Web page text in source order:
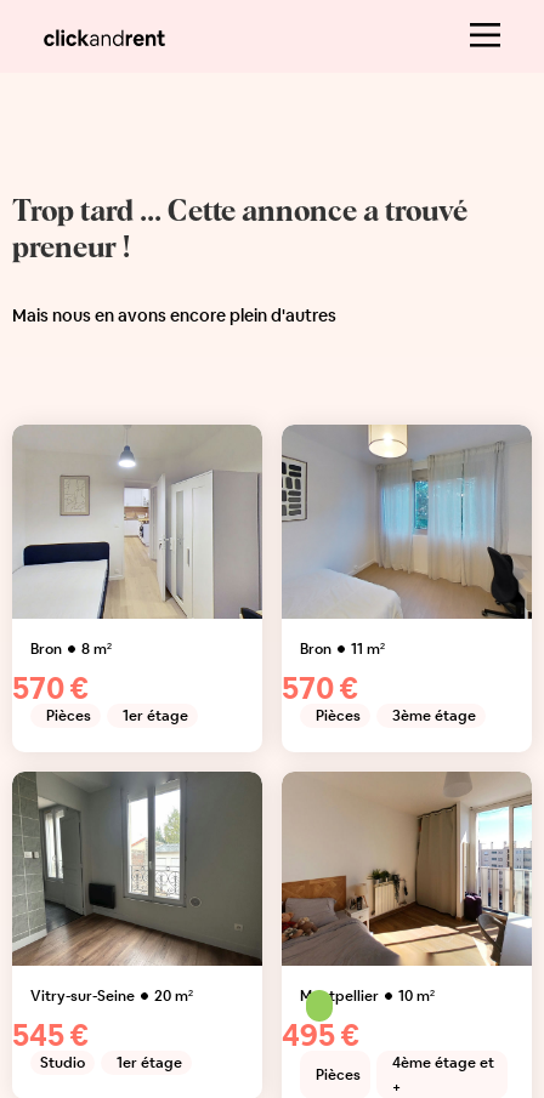
Trop tard ... Cette annonce a trouvé
preneur !
Mais nous en avons encore plein d'autres
Bron 8m²
570 €
Pièces 1er étage
Bron 11 m²
570 €
Pièces 3ème étage
Vitry-sur-Seine 20m²
545 €
Studio 1er étage
Montpellier 10m²
495 €
Pièces
4ème étage et
+